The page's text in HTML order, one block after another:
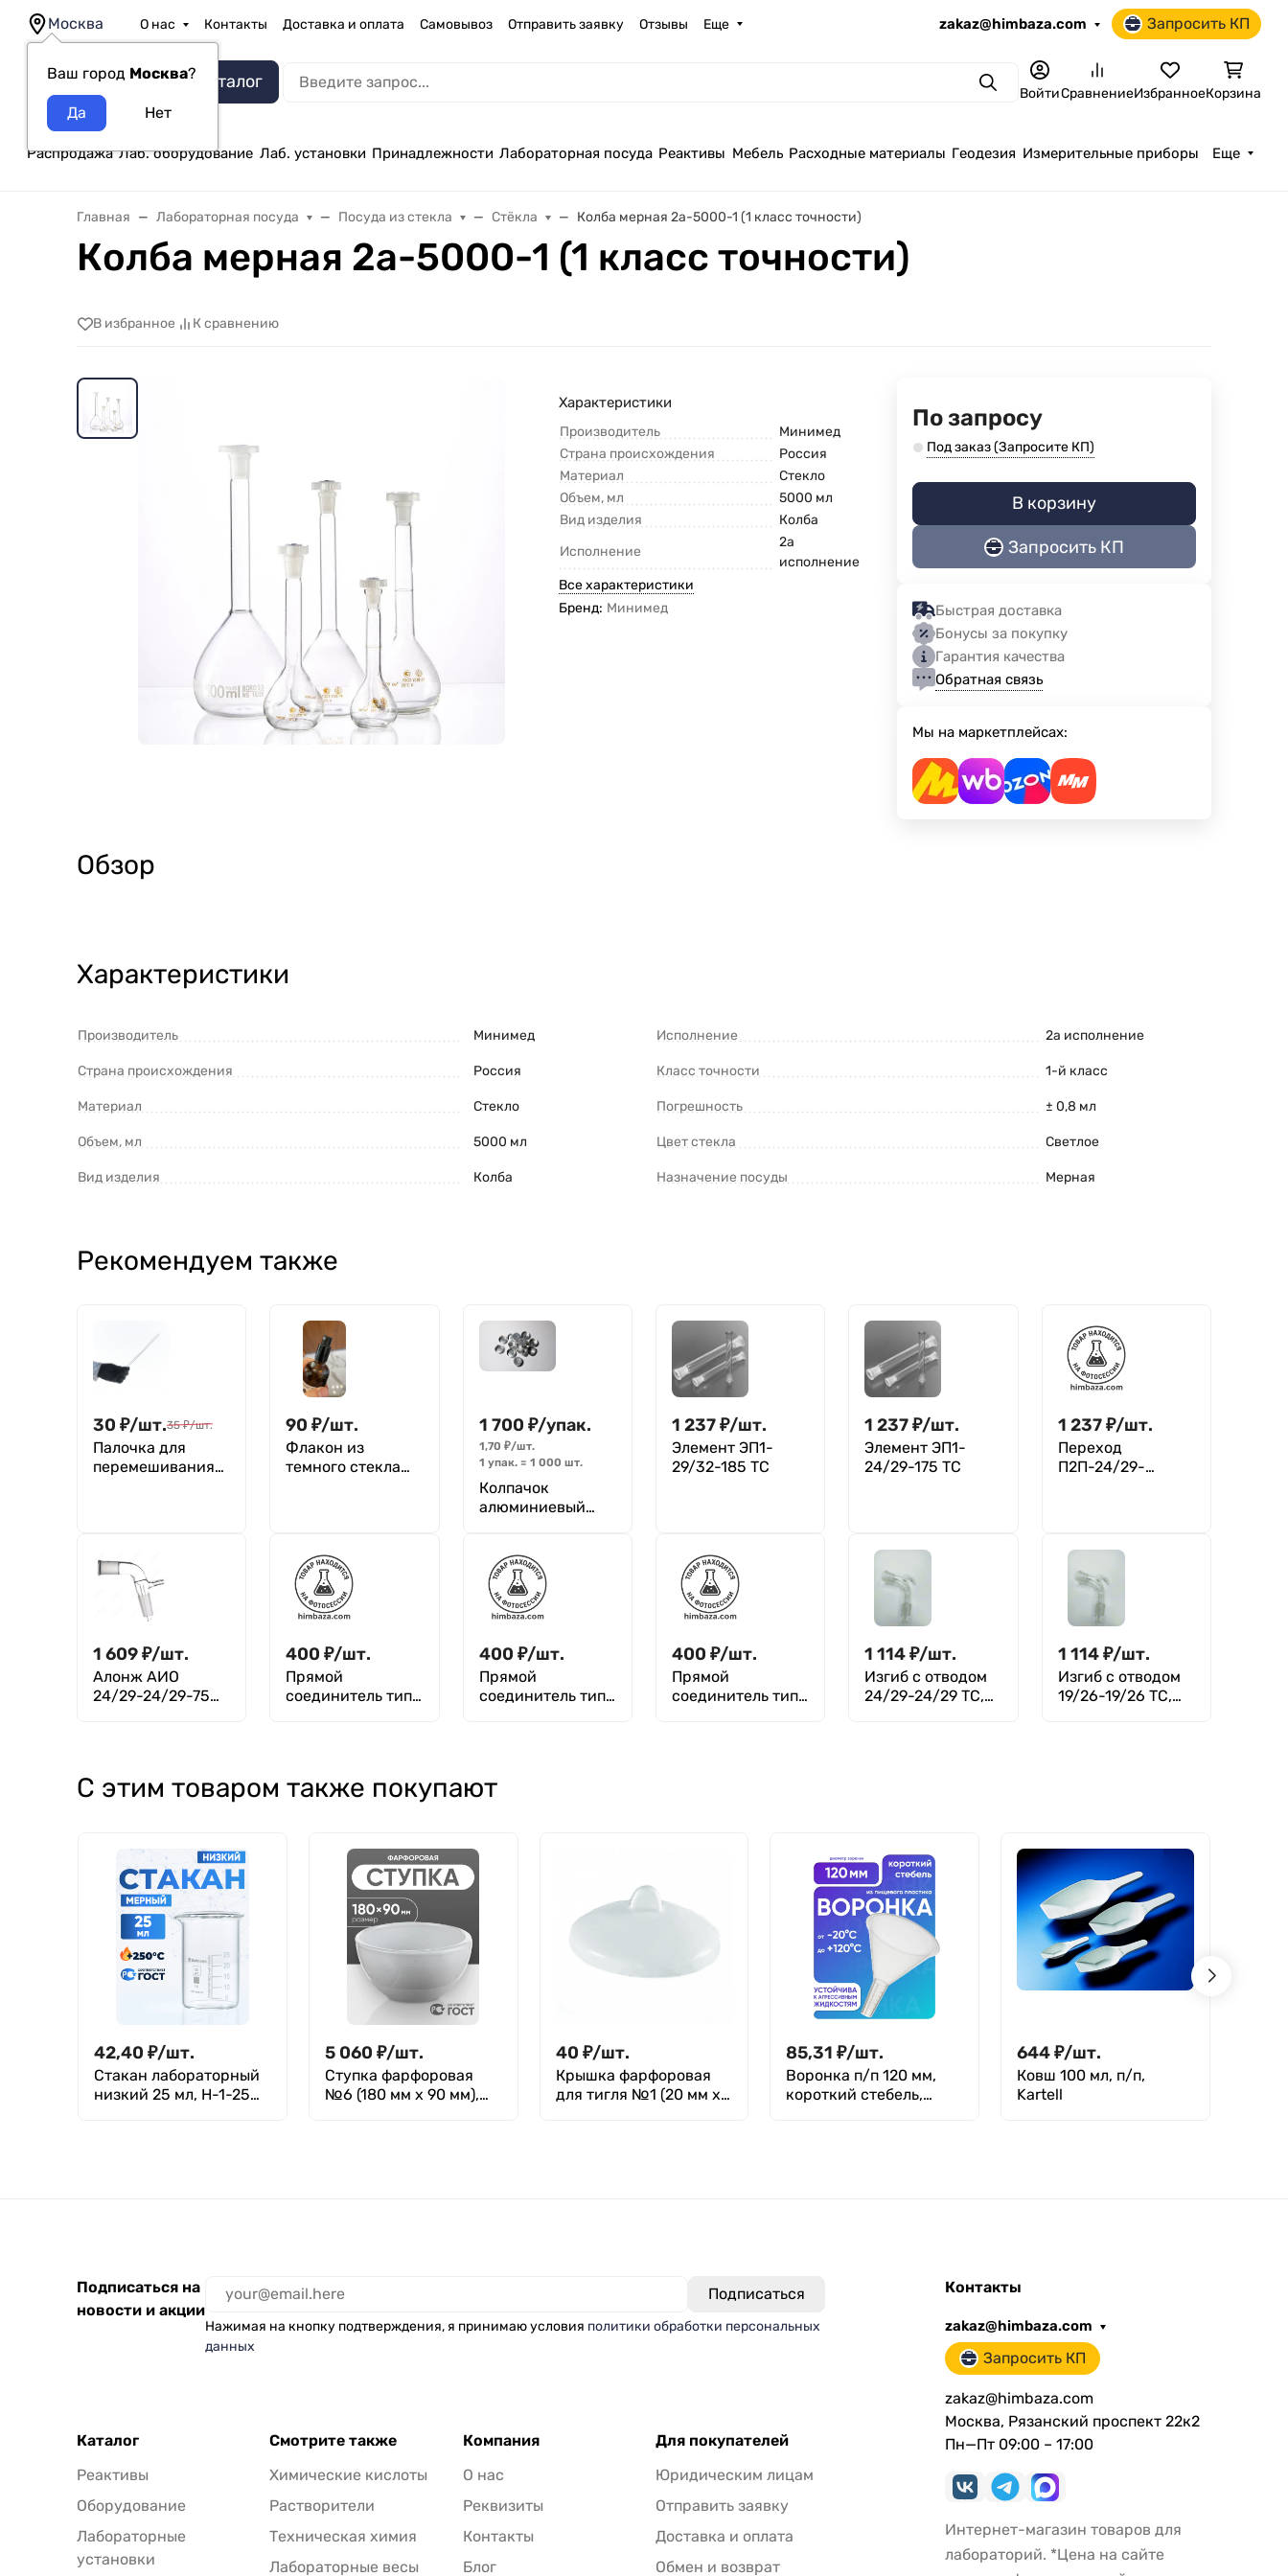
Москва
Ваш город Москва?
О нас Контакты Доставка и оплата Самовывоз Отправить заявку Отзывы Еще zakaz@himbaza.com Запросить КП
Каталог ПоискВойтиСравнениеИзбранноеКорзина
Распродажа Лаб. оборудование Лаб. установки Принадлежности Лабораторная посуда Реактивы Мебель Расходные материалы Геодезия Измерительные приборы Еще
Главная Лабораторная посуда Посуда из стекла Стёкла Колба мерная 2а-5000-1 (1 класс точности)
Колба мерная 2а-5000-1 (1 класс точности)
В избранное К сравнению
Характеристики
Производитель
Минимед
Страна происхождения
Россия
Материал
Стекло
Объем, мл
5000 мл
Вид изделия
Колба
Исполнение
2а
исполнение
Все характеристики
Бренд: Минимед
По запросу
Под заказ (Запросите КП)
В корзину
Запросить КП
Быстрая доставка
Бонусы за покупку
Гарантия качества
Обратная связь
Мы на маркетплейсах:
Обзор
Характеристики
Производитель Минимед
Страна происхождения Россия
Материал Стекло
Объем, мл 5000 мл
Вид изделия Колба
Исполнение 2а исполнение
Класс точности 1-й класс
Погрешность ± 0,8 мл
Цвет стекла Светлое
Назначение посуды Мерная
Рекомендуем также
30 ₽/шт.35 ₽/шт.
Палочка для
перемешивания
90 ₽/шт.
Флакон из
темного стекла
1 700 ₽/упак.
1,70 ₽/шт.
1 упак.= 1 000 шт.
Колпачок
алюминиевый
прошедший
престерилиз.
очистку, уп. 1000
шт
1 237₽/шт.
Элемент ЭП1-
29/32-185 ТС
1 237₽/шт.
Элемент ЭП1-
24/29-175 ТС
1 237₽/шт.
Переход
П2П-24/29-
1 609₽/шт.
Алонж АИО
24/29-24/29-75
400 ₽/шт.
Прямой
соединитель тип
термостойкий
400 ₽/шт.
Прямой
соединитель тип
термостойкий
400 ₽/шт.
Прямой
соединитель тип
1 114₽/шт.
Изгиб с отводом
24/29-24/29 ТС,
1 114₽/шт.
Изгиб с отводом
19/26-19/26 ТС,
С этим товаром также покупают
42,40 ₽/шт.
Стакан лабораторный
низкий 25 мл, Н-1-25
5 060 ₽/шт.
Ступка фарфоровая
№6 (180 мм х 90 мм),
40 ₽/шт.
Крышка фарфоровая
для тигля №1 (20 мм х
85,31 ₽/шт.
Воронка п/п 120 мм,
короткий стебель,
644₽/шт.
Ковш 100 мл, п/п,
Kartell
Подписаться на
новости и акции
Нажимая на кнопку подтверждения, я принимаю условия политики обработки персональных
данных
Каталог
Реактивы
Оборудование
Лабораторные
установки
Смотрите также
Химические кислоты
Растворители
Техническая химия
Лабораторные весы
Компания
О нас
Реквизиты
Контакты
Блог
Для покупателей
Юридическим лицам
Отправить заявку
Доставка и оплата
Обмен и возврат
Контакты
zakaz@himbaza.com
Запросить КП
zakaz@himbaza.com
Москва, Рязанский проспект 22к2
Пн—Пт 09:00 – 17:00
Интернет-магазин товаров для
лабораторий. *Цена на сайте